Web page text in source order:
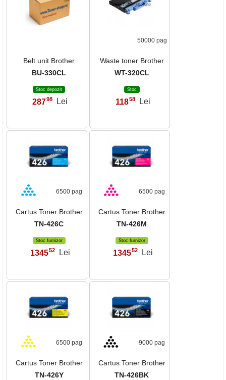
Belt unit Brother
BU-330CL
Stoc depozit
28798 Lei
50000 pag
Waste toner Brother
WT-320CL
Stoc
11858 Lei
6500 pag
Cartus Toner Brother
TN-426C
Stoc furnizor
134552 Lei
6500 pag
Cartus Toner Brother
TN-426M
Stoc furnizor
134552 Lei
6500 pag
Cartus Toner Brother
TN-426Y
9000 pag
Cartus Toner Brother
TN-426BK